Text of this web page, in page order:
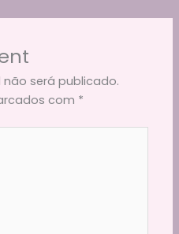
p n
será publicado.
com *